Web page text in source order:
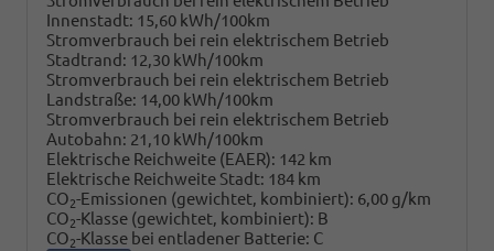
Innenstadt: 15,60 kWh/100km
Stromverbrauch bei rein elektrischem Betrieb
Stadtrand: 12,30 kWh/100km
Stromverbrauch bei rein elektrischem Betrieb
Landstraße: 14,00 kWh/100km
Stromverbrauch bei rein elektrischem Betrieb
Autobahn: 21,10 kWh/100km
Elektrische Reichweite (EAER): 142 km
Elektrische Reichweite Stadt: 184 km
CO2-Emissionen (gewichtet, kombiniert): 6,00 g/km
CO2-Klasse (gewichtet, kombiniert): B
CO2-Klasse bei entladener Batterie: C